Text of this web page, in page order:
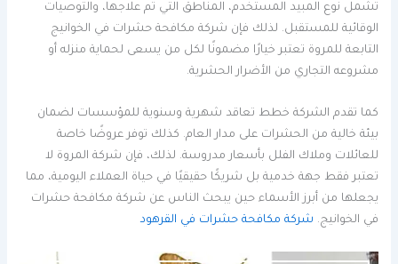
تشمل نوع المبيد المستخدم، المناطق التي تم علاجها، والتوصيات
الوقائية للمستقبل. لذلك فإن شركة مكافحة حشرات في الخوانيج
التابعة للمروة تعتبر خيارًا مضمونًا لكل من يسعى لحماية منزله أو
مشروعه التجاري من الأضرار الحشرية.
كما تقدم الشركة خطط تعاقد شهرية وسنوية للمؤسسات لضمان
بيئة خالية من الحشرات على مدار العام. كذلك توفر عروضًا خاصة
للعائلات وملاك الفلل بأسعار مدروسة. لذلك، فإن شركة المروة لا
تعتبر فقط جهة خدمية بل شريكًا حقيقيًا في حياة العملاء اليومية، مما
يجعلها من أبرز الأسماء حين يبحث الناس عن شركة مكافحة حشرات
في الخوانيج. شركة مكافحة حشرات في القرهود